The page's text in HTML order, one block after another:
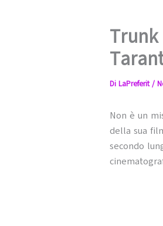
Di LaPreferit/
Non è un
della sua
secondo